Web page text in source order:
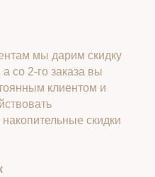
мы дарим скидку
со 2-го заказа вы
клиентом и
скидки